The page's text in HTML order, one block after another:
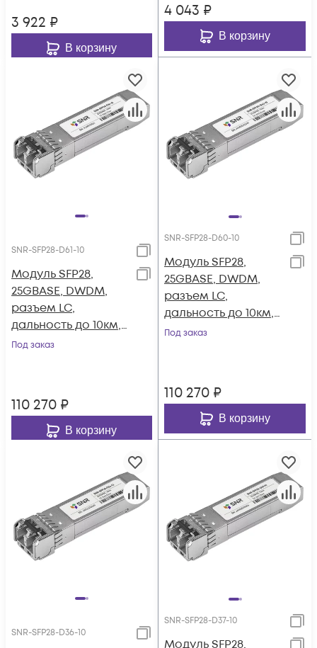
3 922 ₽
В корзину
4 043 ₽
В корзину
SNR-SFP28-D61-10
Модуль SFP28,
25GBASE, DWDM,
разъем LC,
дальность до 10км,
1528.77nm
Под заказ
110 270 ₽
В корзину
SNR-SFP28-D60-10
Модуль SFP28,
25GBASE, DWDM,
разъем LC,
дальность до 10км,
1529.55нм
Под заказ
110 270 ₽
В корзину
SNR-SFP28-D36-10
SNR-SFP28-D37-10
Модуль SFP28,